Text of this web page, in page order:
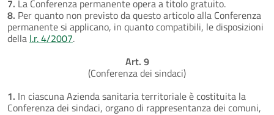
7. La Conferenza permanente opera a titolo gratuito.
8. Per quanto non previsto da questo articolo alla Conferenza
permanente si applicano, in quanto compatibili, le disposizioni
della l.r. 4/2007.
Art. 9
(Conferenza dei sindaci)
1. In ciascuna Azienda sanitaria territoriale è costituita la
Conferenza dei sindaci, organo di rappresentanza dei comuni,